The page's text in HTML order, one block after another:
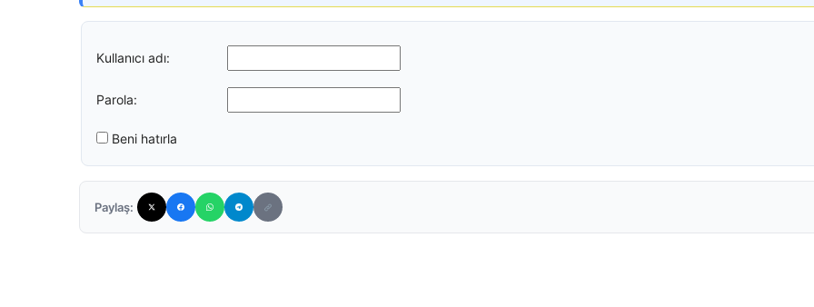
Kullanıcı adı:
Parola:
Beni hatırla
Paylaş: